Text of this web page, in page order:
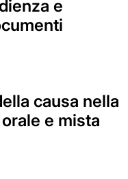
e
causa nella
e mista